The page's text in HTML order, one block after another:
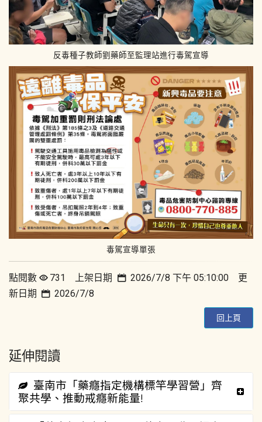
反毒種子教師劉藥師至監理站進行毒駕宣導
毒駕宣導單張
點閱數 731 上架日期
2026/7/8 下午 05:10:00 更
新日期
2026/7/8
回上頁
延伸閱讀
臺南市「藥癮指定機構標竿學習營」齊
聚共學、推動戒癮新能量!